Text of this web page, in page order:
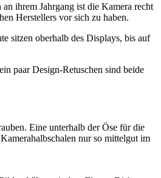
ihrem Jahrgang ist die Kamera recht
Herstellers vor sich zu haben.
sitzen oberhalb des Displays, bis auf
paar Design-Retuschen sind beide
Eine unterhalb der Öse für die
nur so mittelgut im